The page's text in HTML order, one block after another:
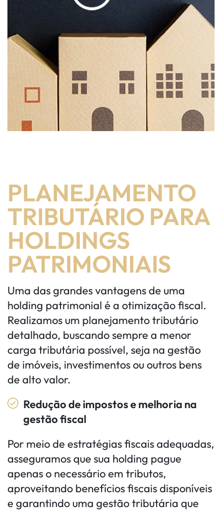
PLANEJAMENTO
TRIBUTÁRIO PARA
HOLDINGS
PATRIMONIAIS
Uma das grandes vantagens de uma
holding patrimonial é a otimização fiscal.
Realizamos um planejamento tributário
detalhado, buscando sempre a menor
carga tributária possível, seja na gestão
de imóveis, investimentos ou outros bens
de alto valor.
Redução de impostos e melhoria na
gestão fiscal
Por meio de estratégias fiscais adequadas,
asseguramos que sua holding pague
apenas o necessário em tributos,
aproveitando benefícios fiscais disponíveis
e garantindo uma gestão tributária que